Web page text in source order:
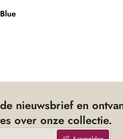
nieuwsbrief en
over onze collectie.